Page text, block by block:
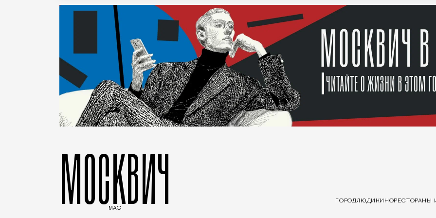
МОСКВИЧ
MAG
ГОРОДЛЮДИ КИНОРЕСТОРАНЫ